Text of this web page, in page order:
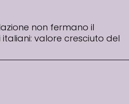
non fermano il
valore cresciuto del